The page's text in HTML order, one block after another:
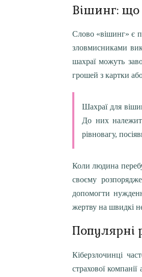
Як
Як виявити
Вішинг: що
Слово «вішинг» є
зловмисниками
шахраї можуть
грошей з картки
Шахраї для
До них
рівновагу,
Коли людина
своєму
допомогти
жертву на швидкі
Популярні
Кіберзлочинці
страхової